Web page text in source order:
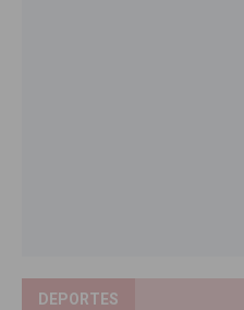
DEPORTES